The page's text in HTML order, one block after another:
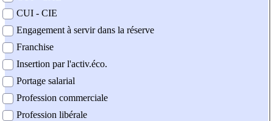
CUI - CIE
Engagement à servir dans la réserve
Franchise
Insertion par l'activ.éco.
Portage salarial
Profession commerciale
Profession libérale